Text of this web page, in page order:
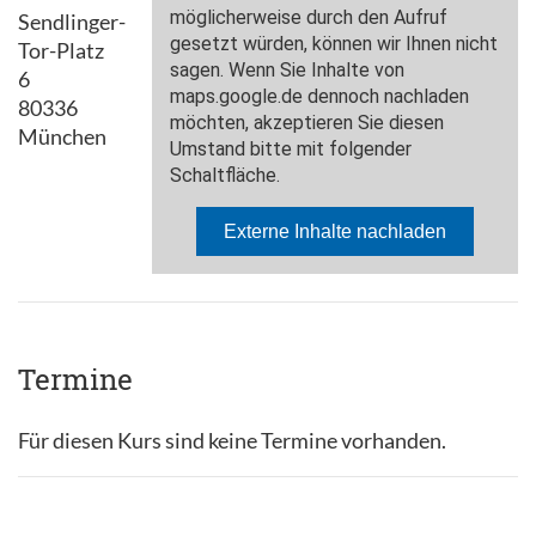
Sendlinger-
Tor-Platz
6
80336
München
Termine
Für diesen Kurs sind keine Termine vorhanden.